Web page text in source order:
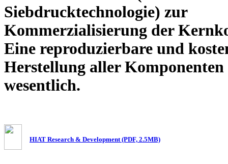
Siebdrucktechnologie) zur
Kommerzialisierung der
Eine reproduzierbare und
Herstellung aller
wesentlich.
HIAT Research & Development (PDF, 2.5MB)